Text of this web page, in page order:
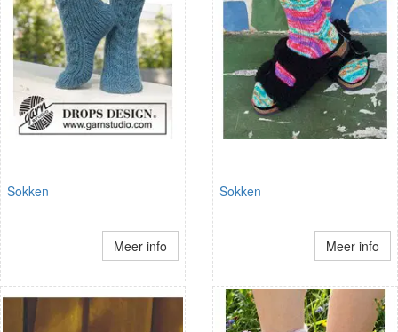
Sokken
Meer info
Sokken
Meer info